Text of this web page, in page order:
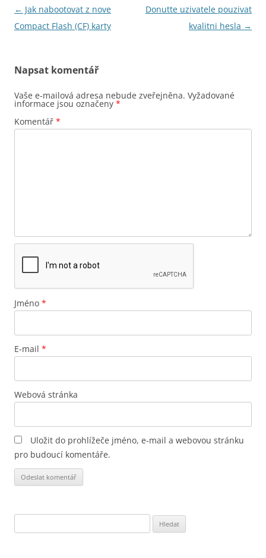
Navigace
pro
← Jak nabootovat z nove
Compact Flash (CF) karty
Donutte uzivatele pouzivat
kvalitni hesla →
Napsat komentář
Vaše e-mailová adresa nebude zveřejněna. Vyžadované
informace jsou označeny *
Komentář *
Jméno *
E-mail *
Webová stránka
Uložit do prohlížeče jméno, e-mail a webovou stránku
pro budoucí komentáře.